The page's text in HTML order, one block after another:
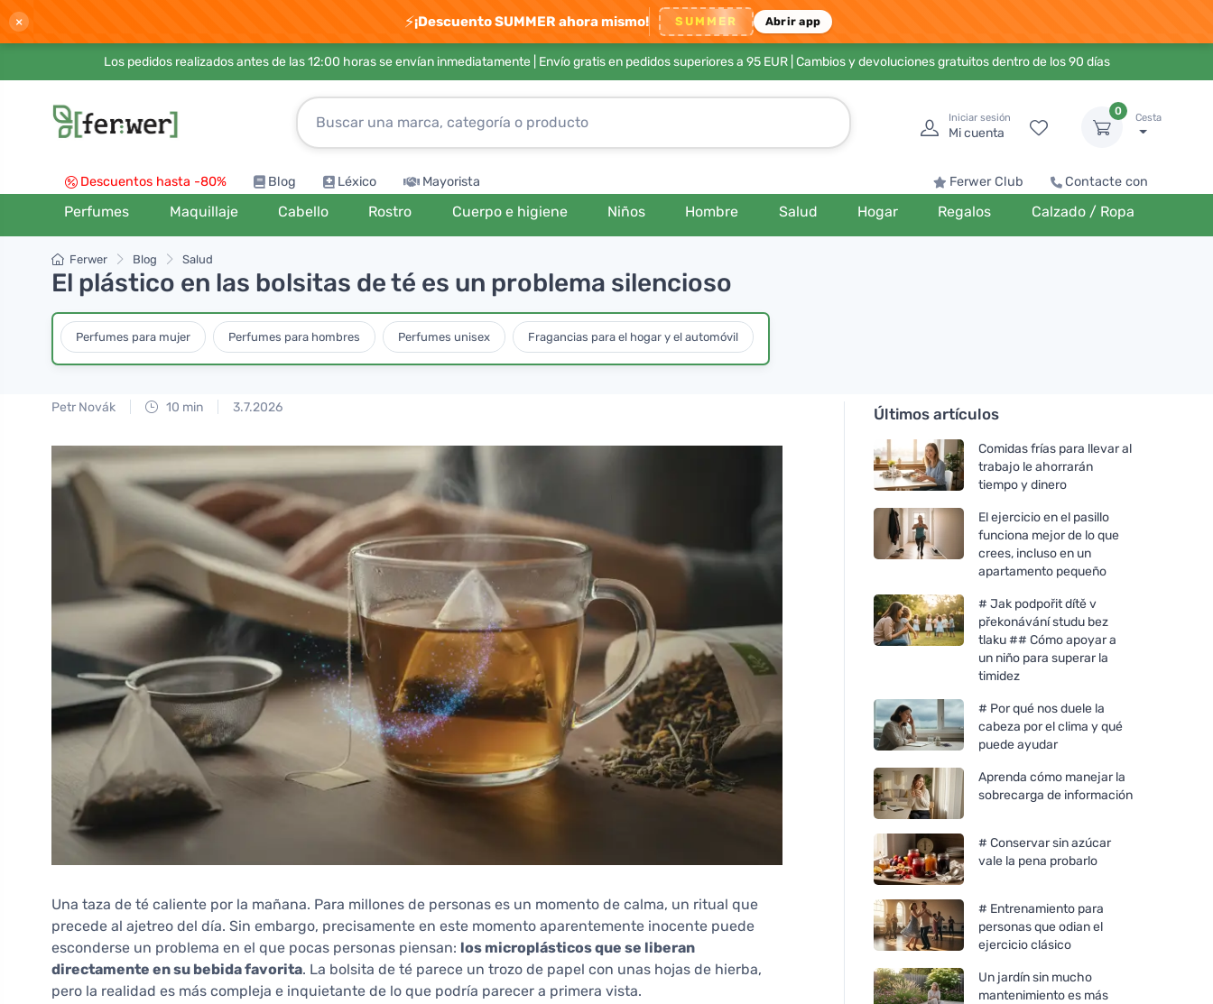
× ⚡¡Descuento SUMMER ahora mismo! SUMMER Abrir app
Los pedidos realizados antes de las 12:00 horas se envían inmediatamente | Envío gratis en pedidos superiores a 95 EUR| Cambios y devoluciones gratuitos dentro de los 90 días
Iniciar sesión
Mi cuenta
0
Cesta
Descuentos hasta -80% Blog Léxico Mayorista Ferwer Club Contacte con
Perfumes Maquillaje Cabello Rostro Cuerpo e higiene Niños Hombre Salud Hogar Regalos Calzado / Ropa
Ferwer Blog Salud
El plástico en las bolsitas de té es un problema silencioso
Perfumes para mujer Perfumes para hombres Perfumes unisex Fragancias para el hogar y el automóvil
Petr Novák 10 min 3.7.2026
Una taza de té caliente por la mañana. Para millones de personas es un momento de calma, un ritual que
precede al ajetreo del día. Sin embargo, precisamente en este momento aparentemente inocente puede
esconderse un problema en el que pocas personas piensan: los microplásticos que se liberan
directamente en su bebida favorita. La bolsita de té parece un trozo de papel con unas hojas de hierba,
pero la realidad es más compleja e inquietante de lo que podría parecer a primera vista.
Últimos artículos
Comidas frías para llevar al
trabajo le ahorrarán
tiempo y dinero
El ejercicio en el pasillo
funciona mejor de lo que
crees, incluso en un
apartamento pequeño
# Jak podpořit dítě v
překonávání studu bez
tlaku ## Cómo apoyar a
un niño para superar la
timidez
# Por qué nos duele la
cabeza por el clima y qué
puede ayudar
Aprenda cómo manejar la
sobrecarga de información
# Conservar sin azúcar
vale la pena probarlo
# Entrenamiento para
personas que odian el
ejercicio clásico
Un jardín sin mucho
mantenimiento es más